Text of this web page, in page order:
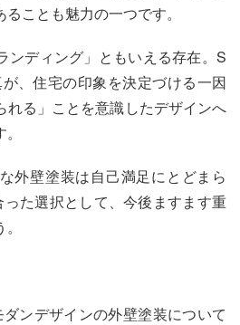
ことも魅力の一つです。
ンディング」ともいえる存在。S
、住宅の印象を決定づける一因
れる」ことを意識したデザインへ
外壁塗装は自己満足にとどまら
った選択として、今後ますます重
ンデザインの外壁塗装について